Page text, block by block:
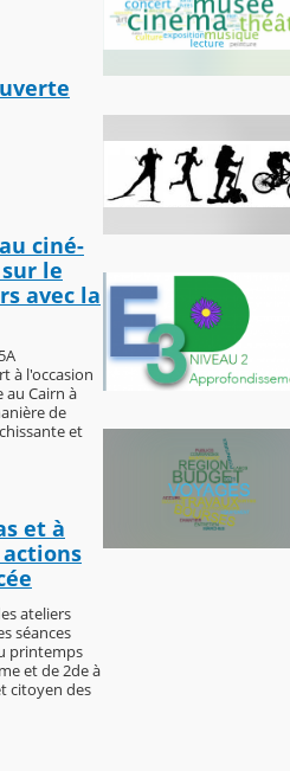
ciné-
le
avec la
à l'occasion
au Cairn à
de
et
et à
ateliers
séances
printemps
et de 2de à
citoyen des